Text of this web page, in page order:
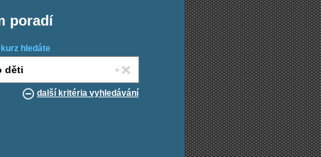
poradí
hledáte
další kritéria vyhledávání